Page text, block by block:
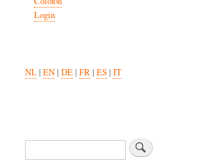
Login
NL| EN| DE| FR| ES| IT
Search